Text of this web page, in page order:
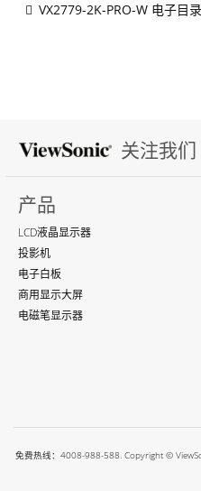
VX2779-2K-PRO-W 电子目录
关注我们
产品
LCD液晶显示器
投影机
电子白板
商用显示大屏
电磁笔显示器
免费热线：4008-988-588. Copyright ©